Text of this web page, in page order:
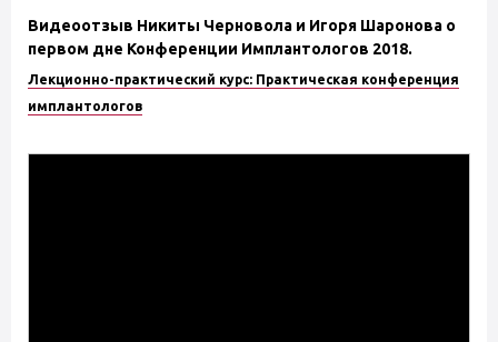
Видеоотзыв Никиты Черновола и Игоря Шаронова о
первом дне Конференции Имплантологов 2018.
Лекционно-практический курс: Практическая конференция
имплантологов